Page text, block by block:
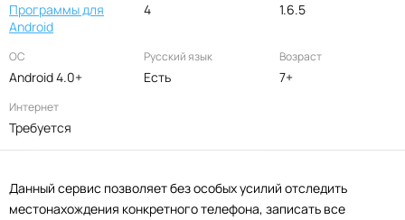
Программы для
Android
4 1.6.5
ОС
Android 4.0+
Русский язык
Есть
Возраст
7+
Интернет
Требуется
Данный сервис позволяет без особых усилий отследить
местонахождения конкретного телефона, записать все